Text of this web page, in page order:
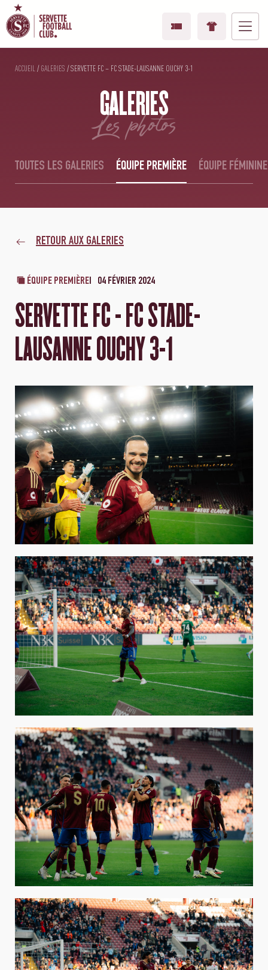
ACCUEIL /GALERIES /SERVETTE FC – FC STADE-LAUSANNE OUCHY 3-1
GALERIES
les photos
TOUTES LES GALERIES ÉQUIPE PREMIÈRE ÉQUIPE FÉMININE
RETOUR AUX GALERIES
ÉQUIPE PREMIÈRE 04 FÉVRIER 2024
SERVETTE FC - FC STADE-
LAUSANNE OUCHY 3-1